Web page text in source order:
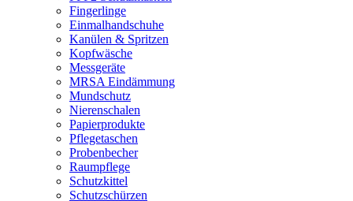
Fingerlinge
Einmalhandschuhe
Kanülen & Spritzen
Kopfwäsche
Messgeräte
MRSA Eindämmung
Mundschutz
Nierenschalen
Papierprodukte
Pflegetaschen
Probenbecher
Raumpflege
Schutzkittel
Schutzschürzen